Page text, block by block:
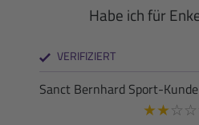
Habe ich für
VERIFIZIERT
Sanct Bernhard Sport-Kunde
★★ ☆ ☆